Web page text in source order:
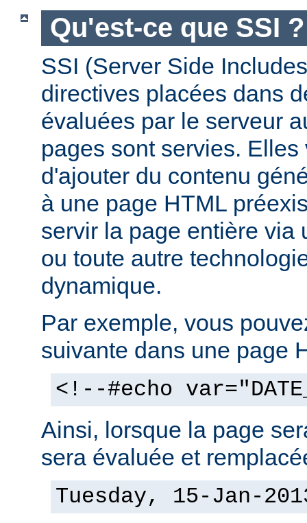
Qu'est-ce que SSI ?
SSI (Server Side
directives placées dans
évaluées par le serveur
pages sont servies.
d'ajouter du contenu
à une page HTML
servir la page entière via
ou toute autre
dynamique.
Par exemple, vous
suivante dans une page
<!--#echo
Ainsi, lorsque la page
sera évaluée et
Tuesday, 15-Jan-